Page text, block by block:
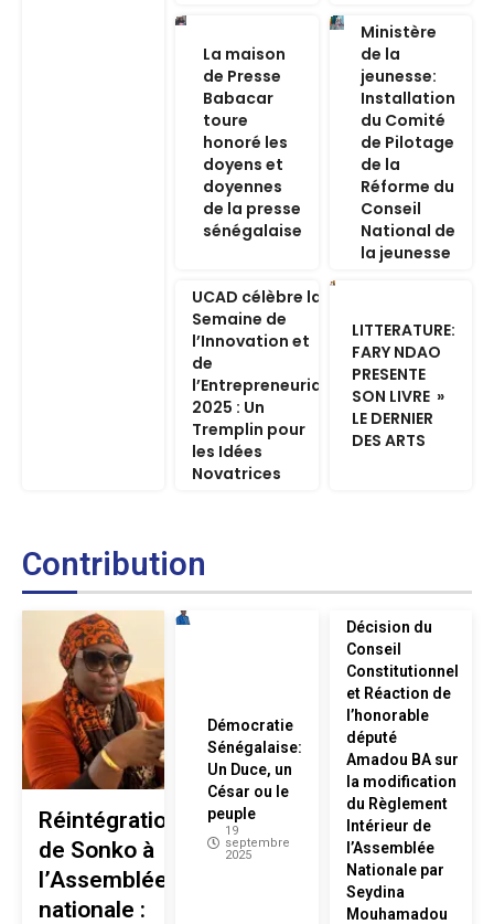
La maison
de Presse
Babacar
toure
honoré les
doyens et
doyennes
de la presse
sénégalaise
Ministère
de la
jeunesse:
Installation
du Comité
de Pilotage
de la
Réforme du
Conseil
National de
la jeunesse
UCAD célèbre la
Semaine de
l’Innovation et
de
l’Entrepreneuriat
2025 : Un
Tremplin pour
les Idées
Novatrices
LITTERATURE:
FARY NDAO
PRESENTE
SON LIVRE »
LE DERNIER
DES ARTS
Contribution
Réintégration
de Sonko à
l’Assemblée
nationale :
Démocratie
Sénégalaise:
Un Duce, un
César ou le
peuple
19
septembre
2025
Décision du
Conseil
Constitutionnel
et Réaction de
l’honorable
député
Amadou BA sur
la modification
du Règlement
Intérieur de
l’Assemblée
Nationale par
Seydina
Mouhamadou